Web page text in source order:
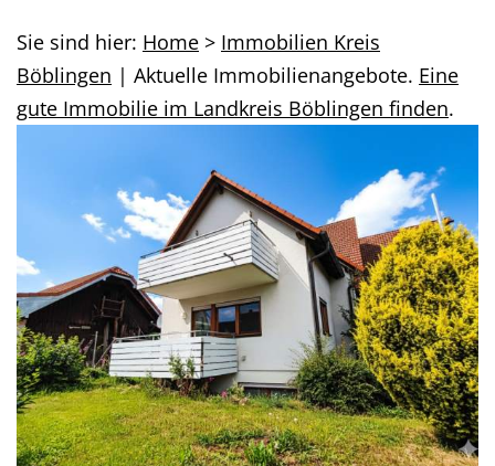
Sie sind hier: Home > Immobilien Kreis
Böblingen | Aktuelle Immobilienangebote. Eine
gute Immobilie im Landkreis Böblingen finden.